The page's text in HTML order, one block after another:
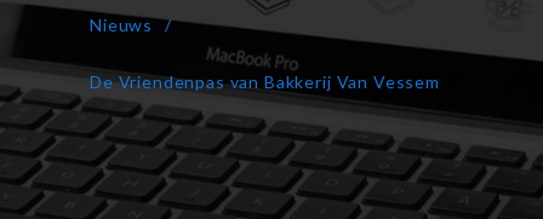
Nieuws
De Vriendenpas van Bakkerij Van Vessem